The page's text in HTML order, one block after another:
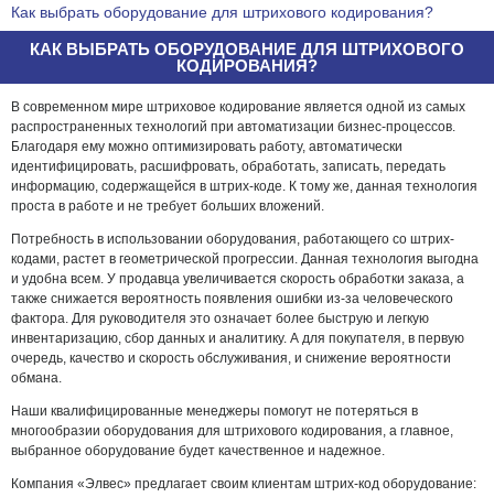
Как выбрать оборудование для штрихового кодирования?
КАК ВЫБРАТЬ ОБОРУДОВАНИЕ ДЛЯ ШТРИХОВОГО
КОДИРОВАНИЯ?
В современном мире штриховое кодирование является одной из самых
распространенных технологий при автоматизации бизнес-процессов.
Благодаря ему можно оптимизировать работу, автоматически
идентифицировать, расшифровать, обработать, записать, передать
информацию, содержащейся в штрих-коде. К тому же, данная технология
проста в работе и не требует больших вложений.
Потребность в использовании оборудования, работающего со штрих-
кодами, растет в геометрической прогрессии. Данная технология выгодна
и удобна всем. У продавца увеличивается скорость обработки заказа, а
также снижается вероятность появления ошибки из-за человеческого
фактора. Для руководителя это означает более быструю и легкую
инвентаризацию, сбор данных и аналитику. А для покупателя, в первую
очередь, качество и скорость обслуживания, и снижение вероятности
обмана.
Наши квалифицированные менеджеры помогут не потеряться в
многообразии оборудования для штрихового кодирования, а главное,
выбранное оборудование будет качественное и надежное.
Компания «Элвес» предлагает своим клиентам штрих-код оборудование: